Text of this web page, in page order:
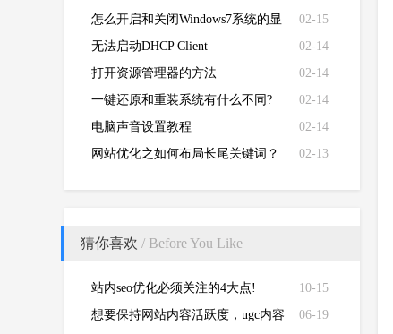
02-15
怎么开启和关闭Windows7系统的显
卡硬件加速功能
02-14
无法启动DHCP Client
02-14
打开资源管理器的方法
02-14
一键还原和重装系统有什么不同?
02-14
电脑声音设置教程
02-13
网站优化之如何布局长尾关键词？
猜你喜欢 / Before You Like
10-15
站内seo优化必须关注的4大点!
06-19
想要保持网站内容活跃度，ugc内容